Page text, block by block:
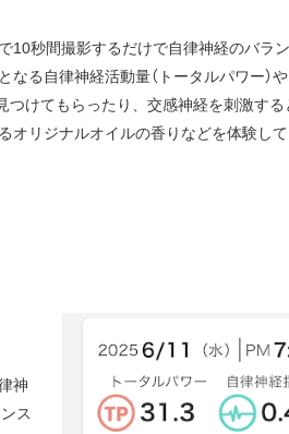
10秒間撮影するだけで自律神経のバラ
る自律神経活動量（トータルパワー）
けてもらったり、交感神経を刺激す
リジナルオイルの香りなどを体験して
神
ス